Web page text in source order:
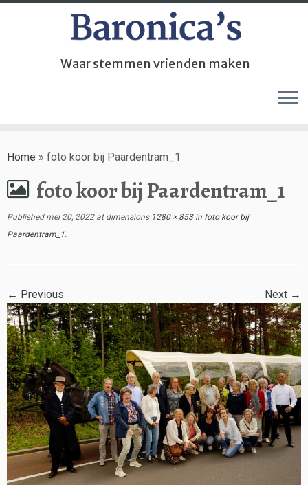
Waar stemmen vrienden maken
Home » foto koor bij Paardentram_1
foto koor bij Paardentram_1
Published mei 20, 2022at dimensions1280 × 853in foto koor bij
Paardentram_1
← Previous Next →